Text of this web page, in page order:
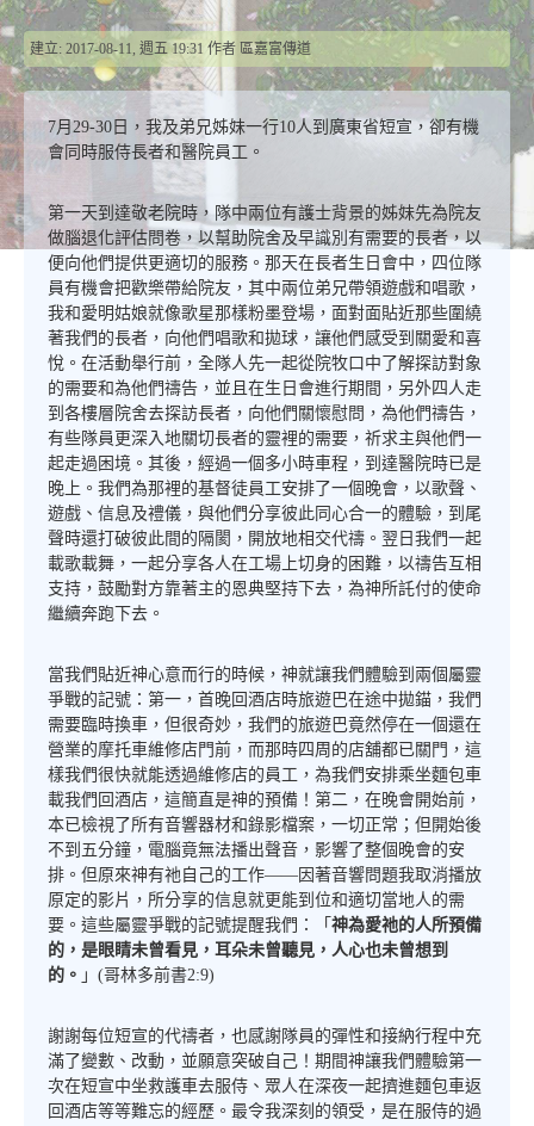
建立: 2017-08-11, 週五 19:31 作者 區嘉富傳道
7月29-30日，我及弟兄姊妹一行10人到廣東省短宣，卻有機
會同時服侍長者和醫院員工。
第一天到達敬老院時，隊中兩位有護士背景的姊妹先為院友
做腦退化評估問卷，以幫助院舍及早識別有需要的長者，以
便向他們提供更適切的服務。那天在長者生日會中，四位隊
員有機會把歡樂帶給院友，其中兩位弟兄帶領遊戲和唱歌，
我和愛明姑娘就像歌星那樣粉墨登場，面對面貼近那些圍繞
著我們的長者，向他們唱歌和拋球，讓他們感受到關愛和喜
悅。在活動舉行前，全隊人先一起從院牧口中了解探訪對象
的需要和為他們禱告，並且在生日會進行期間，另外四人走
到各樓層院舍去探訪長者，向他們關懷慰問，為他們禱告，
有些隊員更深入地關切長者的靈裡的需要，祈求主與他們一
起走過困境。其後，經過一個多小時車程，到達醫院時已是
晚上。我們為那裡的基督徒員工安排了一個晚會，以歌聲、
遊戲、信息及禮儀，與他們分享彼此同心合一的體驗，到尾
聲時還打破彼此間的隔閡，開放地相交代禱。翌日我們一起
載歌載舞，一起分享各人在工場上切身的困難，以禱告互相
支持，鼓勵對方靠著主的恩典堅持下去，為神所託付的使命
繼續奔跑下去。
當我們貼近神心意而行的時候，神就讓我們體驗到兩個屬靈
爭戰的記號：第一，首晚回酒店時旅遊巴在途中拋錨，我們
需要臨時換車，但很奇妙，我們的旅遊巴竟然停在一個還在
營業的摩托車維修店門前，而那時四周的店舖都已關門，這
樣我們很快就能透過維修店的員工，為我們安排乘坐麵包車
載我們回酒店，這簡直是神的預備！第二，在晚會開始前，
本已檢視了所有音響器材和錄影檔案，一切正常；但開始後
不到五分鐘，電腦竟無法播出聲音，影響了整個晚會的安
排。但原來神有祂自己的工作――因著音響問題我取消播放
原定的影片，所分享的信息就更能到位和適切當地人的需
要。這些屬靈爭戰的記號提醒我們：「 神為愛祂的人所預備
的，是眼睛未曾看見，耳朵未曾聽見，人心也未曾想到
的。 」(哥林多前書2:9)
謝謝每位短宣的代禱者，也感謝隊員的彈性和接納行程中充
滿了變數、改動，並願意突破自己！期間神讓我們體驗第一
次在短宣中坐救護車去服侍、眾人在深夜一起擠進麵包車返
回酒店等等難忘的經歷。最令我深刻的領受，是在服侍的過